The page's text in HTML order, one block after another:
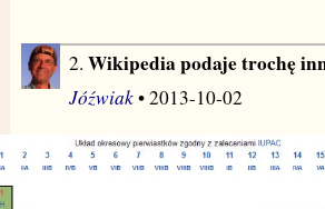
2. Wikipedia podaje trochę
Jóźwiak• 2013-10-02